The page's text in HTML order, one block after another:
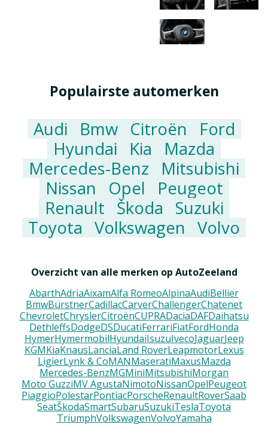
Populairste automerken
Audi Bmw Citroën
Ford
Hyundai
Kia
Mazda
Mercedes-Benz
Mitsubishi
Nissan
Opel
Peugeot
Renault Škoda
Suzuki
Toyota Volkswagen Volvo
Overzicht van alle merken op AutoZeeland
AbarthAdriaAixamAlfa RomeoAlpinaAudiBellier
BmwBürstnerCadillacCarverChallengerChatenet
ChevroletChryslerCitroënCUPRADaciaDAFDaihatsu
DethleffsDodgeDSDucatiFerrariFiatFordHonda
HymerHymermobilHyundaiIsuzuIvecoJaguarJeep
KGMKiaKnausLanciaLand RoverLeapmotorLexus
LigierLynk & CoMANMaseratiMaxusMazda
Mercedes-BenzMGMiniMitsubishiMorgan
Moto GuzziMV AgustaNimotoNissanOpelPeugeot
PiaggioPolestarPontiacPorscheRenaultRoverSaab
SeatŠkodaSmartSubaruSuzukiTeslaToyota
TriumphVolkswagenVolvoYamaha